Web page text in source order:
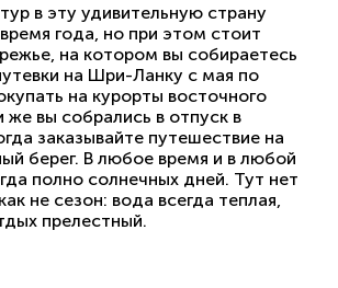
в эту удивительную страну
года, но при этом стоит
на котором вы собираетесь
на Шри-Ланку с мая по
на курорты восточного
же вы собрались в отпуск в
заказывайте путешествие на
берег. В любое время и в любой
полно солнечных дней. Тут нет
не сезон: вода всегда теплая,
прелестный.